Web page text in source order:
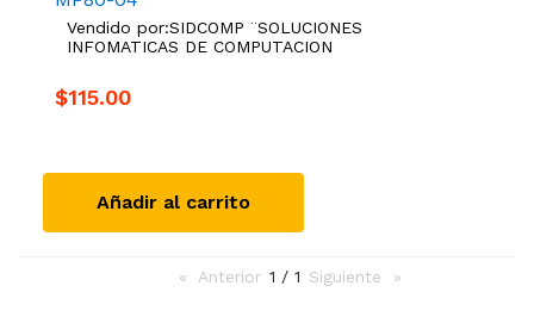
Vendido por:SIDCOMP ¨SOLUCIONES
INFOMATICAS DE COMPUTACION
$115.00
Añadir al carrito
Anterior page
1 / 1 Siguiente page